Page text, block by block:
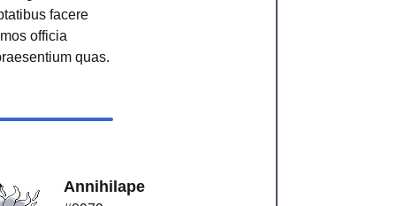
facere
officia
quas.
Annihilape